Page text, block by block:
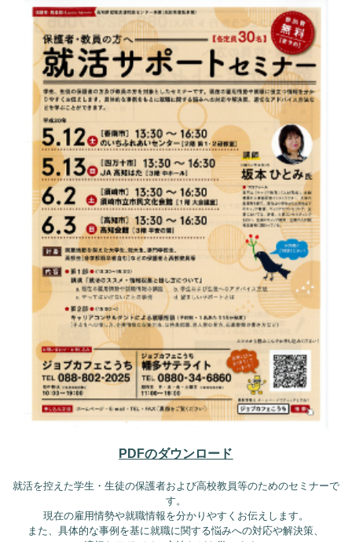
PDFのダウンロード
就活を控えた学生・生徒の保護者および高校教員等のためのセミナーで
す。
現在の雇用情勢や就職情報を分かりやすくお伝えします。
また、具体的な事例を基に就職に関する悩みへの対応や解決策、